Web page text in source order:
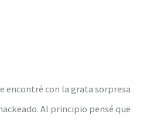
encontré con la grata sorpresa
Al principio pensé que